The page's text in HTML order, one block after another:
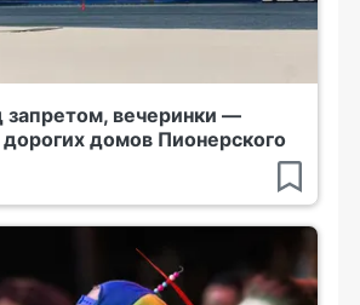
запретом, вечеринки —
домов Пионерского